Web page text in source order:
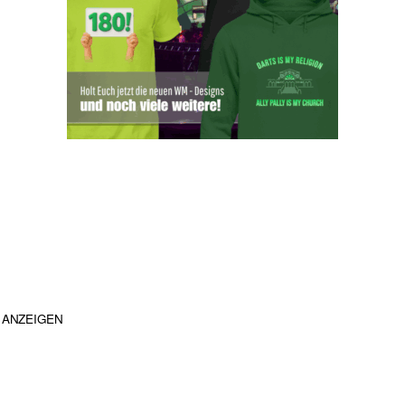
ANZEIGEN